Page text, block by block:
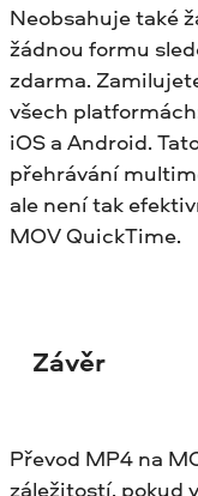
Neobsahuje také
žádnou formu
zdarma.
všech
iOS a Android.
přehrávání
ale není tak
MOV QuickTime.
Závěr
Převod MP4 na
záležitostí, pokud